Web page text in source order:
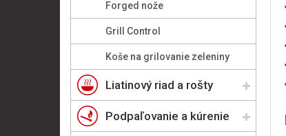
Forged nože
Grill Control
Koše na grilovanie zeleniny
Liatinový riad a rošty
Podpaľovanie a kúrenie